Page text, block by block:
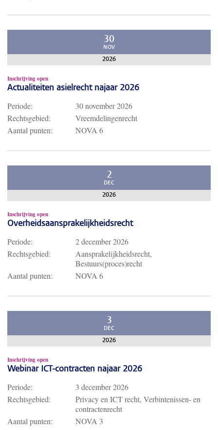
30
NOV
2026
Inschrijving open
Actualiteiten asielrecht najaar 2026
Periode:
30 november 2026
Rechtsgebied:
Vreemdelingenrecht
Aantal punten:
NOVA 6
2
DEC
2026
Inschrijving open
Overheidsaansprakelijkheidsrecht
Periode:
2 december 2026
Rechtsgebied:
Aansprakelijkheidsrecht,
Bestuurs(proces)recht
Aantal punten:
NOVA 6
3
DEC
2026
Inschrijving open
Webinar ICT-contracten najaar 2026
Periode:
3 december 2026
Rechtsgebied:
Privacy en ICT recht, Verbintenissen- en
contractenrecht
Aantal punten:
NOVA 3